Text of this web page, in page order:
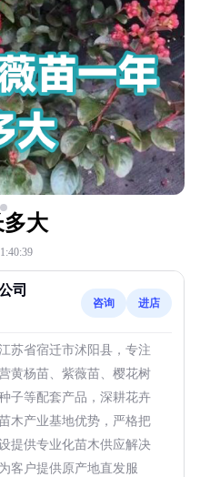
大
司
咨询 进店
苏省宿迁市沭阳县，专注
黄杨苗、紫薇苗、樱花树
子等配套产品，深耕花卉
木产业基地优势，严格把
提供专业化苗木供应解决
客户提供原产地直发服